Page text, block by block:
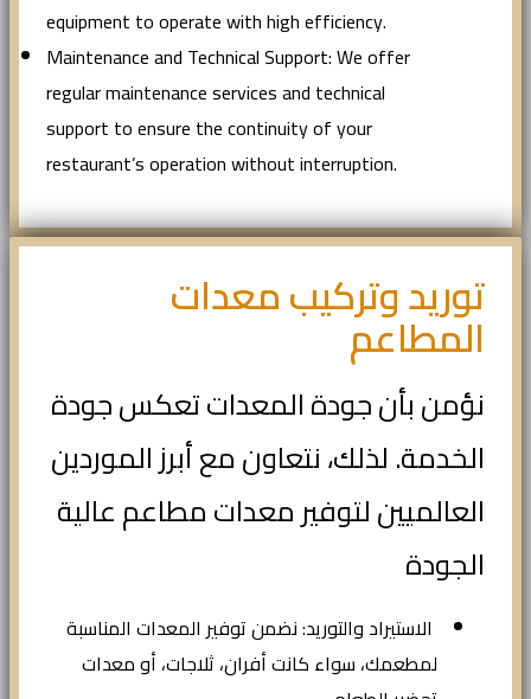
equipment to operate with high efficiency.
Maintenance and Technical Support: We offer
regular maintenance services and technical
support to ensure the continuity of your
restaurant’s operation without interruption.
توريد وتركيب معدات
المطاعم
نؤمن بأن جودة المعدات تعكس جودة
الخدمة. لذلك، نتعاون مع أبرز الموردين
العالميين لتوفير معدات مطاعم عالية
الجودة
الاستيراد والتوريد: نضمن توفير المعدات المناسبة
لمطعمك، سواء كانت أفران، ثلاجات، أو معدات